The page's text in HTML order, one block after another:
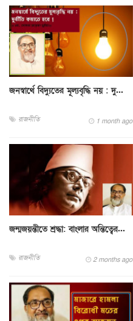
জনস্বার্থে বিদ্যুতের মূল্যবৃদ্ধি নয় : দু...
রাজনীতি 1 month ago
জন্মজয়ন্তীতে শ্রদ্ধা: বাংলার অন্তিত্বের...
রাজনীতি 2 months ago